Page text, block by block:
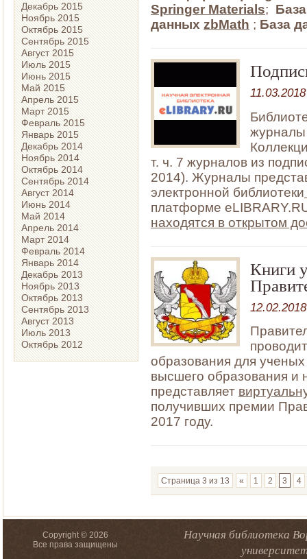
Декабрь 2015
Ноябрь 2015
Октябрь 2015
Сентябрь 2015
Август 2015
Июль 2015
Июнь 2015
Май 2015
Апрель 2015
Март 2015
Февраль 2015
Январь 2015
Декабрь 2014
Ноябрь 2014
Октябрь 2014
Сентябрь 2014
Август 2014
Июнь 2014
Май 2014
Апрель 2014
Март 2014
Февраль 2014
Январь 2014
Декабрь 2013
Ноябрь 2013
Октябрь 2013
Сентябрь 2013
Август 2013
Июль 2013
Октябрь 2012
Springer Materials;
данных zbMath ; База
11.03.2018
журналы
т. ч. 7 журналов из
2014). Журналы
электронной библиотеки
платформе
находятся в открытом
Книги
12.02.2018
образования для
высшего образования и
представляет
получивших премии
2017 году.
Страница 3 из 13 « 1 2 3 4
Copyright © 2026
Все права защищены
Научная библиотека